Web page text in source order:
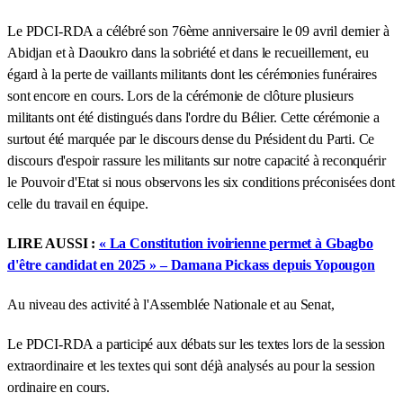
Le PDCI-RDA a célébré son 76ème anniversaire le 09 avril dernier à
Abidjan et à Daoukro dans la sobriété et dans le recueillement, eu
égard à la perte de vaillants militants dont les cérémonies funéraires
sont encore en cours. Lors de la cérémonie de clôture plusieurs
militants ont été distingués dans l'ordre du Bélier. Cette cérémonie a
surtout été marquée par le discours dense du Président du Parti. Ce
discours d'espoir rassure les militants sur notre capacité à reconquérir
le Pouvoir d'Etat si nous observons les six conditions préconisées dont
celle du travail en équipe.
LIRE AUSSI : « La Constitution ivoirienne permet à Gbagbo
d'être candidat en 2025 » – Damana Pickass depuis Yopougon
Au niveau des activité à l'Assemblée Nationale et au Senat,
Le PDCI-RDA a participé aux débats sur les textes lors de la session
extraordinaire et les textes qui sont déjà analysés au pour la session
ordinaire en cours.